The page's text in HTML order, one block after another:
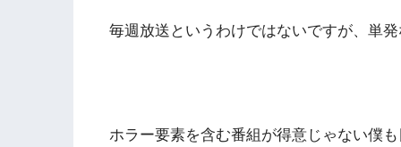
毎週放送というわけではないですが、単
ホラー要素を含む番組が得意じゃない僕